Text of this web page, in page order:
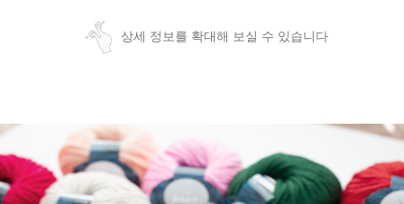
상세 정보를 확대해 보실 수 있습니다